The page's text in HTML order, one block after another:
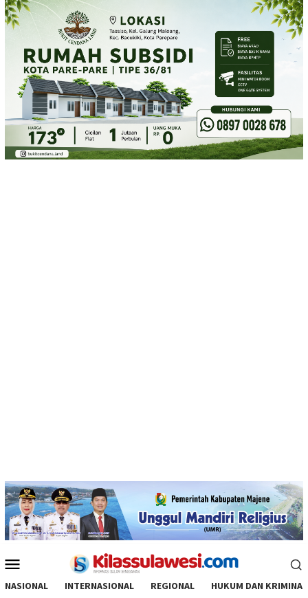
Loncat
ke
Mobile
NASIONAL INTERNASIONAL REGIONAL HUKUM DAN KRIMINAL